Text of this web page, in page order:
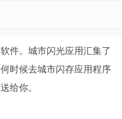
软件。城市闪光应用汇集了
时候去城市闪存应用程序
给你。